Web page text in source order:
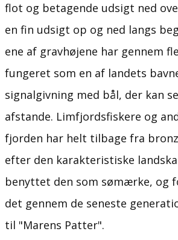
flot og betagende udsigt ned
en fin udsigt op og ned langs
ene af gravhøjene har gennem
fungeret som en af landets
signalgivning med bål, der kan
afstande. Limfjordsfiskere og
fjorden har helt tilbage fra
efter den karakteristiske
benyttet den som sømærke, og
det gennem de seneste
til "Marens Patter".